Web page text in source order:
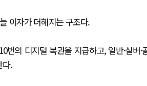
이자가 더해지는 구조다.
의 디지털 복권을 지급하고, 일반·실버·
다.